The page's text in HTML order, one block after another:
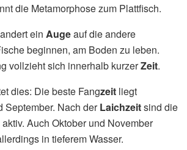
die Metamorphose zum Plattfisch.
ein Augeauf die andere
beginnen, am Boden zu leben.
vollzieht sich innerhalb kurzerZeit.
dies: Die beste Fangzeit liegt
September. Nach derLaichzeitsind die
Auch Oktober und November
in tieferem Wasser.